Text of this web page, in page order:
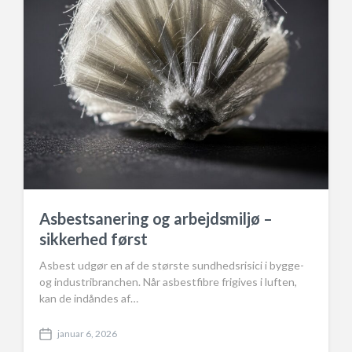
Asbestsanering og arbejdsmiljø –
sikkerhed først
Asbest udgør en af de største sundhedsrisici i bygge-
og industribranchen. Når asbestfibre frigives i luften,
kan de indåndes af…
P
januar 6, 2026